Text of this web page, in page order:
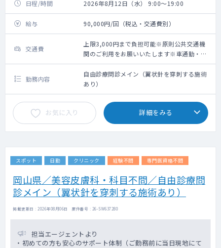
日程/時間 2026年8月12日（水） 9:00～19:00
給与 90,000円/回（税込・交通費別）
交通費
上限3,000円まで負担可能※原則公共交通機
関のご利用をお願いいたします※車通勤・タ
クシー利用要相談
勤務内容
自由診療問診メイン（翼状針を穿刺する施術
あり）
お気に入り 詳細をみる
スポット 日勤 クリニック 経験不問 専門医資格不問
岡山県／美容皮膚科・科目不問／自由診療問
診メイン（翼状針を穿刺する施術あり）
掲載更新日 : 2026年08月06日 案件番号 : 26-SW637280
担当エージェントより
・初めての方も安心のサポート体制（ご勤務前に当日現地にて